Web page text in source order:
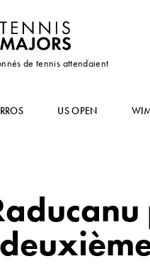
de tennis attendaient
US OPEN